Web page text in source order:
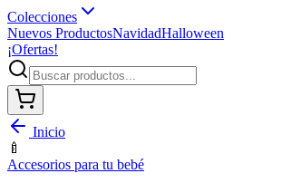
Colecciones
Nuevos ProductosNavidadHalloween
¡Ofertas!
Inicio
🍼
Accesorios para tu bebé